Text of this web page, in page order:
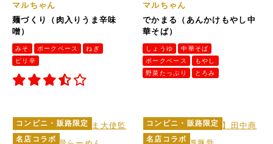
マルちゃん
麺づくり（肉入りうま辛味
噌）
みそ ポークベース
ねぎ
ピリ辛
マルちゃん
でかまる（あんかけもやし中
華そば）
しょうゆ
中華そば
ポークベース
もやし
野菜たっぷり
とろみ
コンビニ・販路限定
名店コラボ
コンビニ・販路限定
名店コラボ